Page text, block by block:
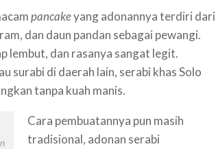
pancakeyang adonannya terdiri dari
dan daun pandan sebagai pewangi.
lembut, dan rasanya sangat legit.
surabi di daerah lain, serabi khas Solo
tanpa kuah manis.
Cara pembuatannya pun masih
tradisional, adonan serabi